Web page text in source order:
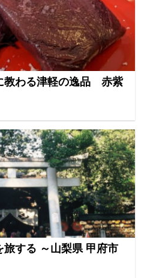
教わる津軽の逸品 赤紫
旅する ～山梨県 甲府市